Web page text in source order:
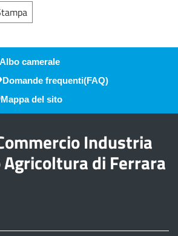
di pagina
camerale
Domande frequenti(FAQ)
Mappa del sito
Industria
di Ferrara